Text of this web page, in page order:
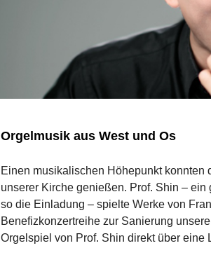
Orgelmusik aus West und Os
Einen musikalischen Höhepunkt konnten
unserer Kirche genießen. Prof. Shin –
so die Einladung – spielte Werke von
Benefizkonzertreihe zur Sanierung
Orgelspiel von Prof. Shin direkt über eine